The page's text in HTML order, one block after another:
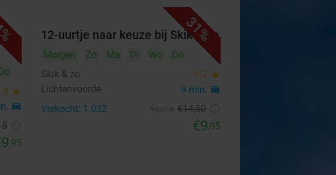
star
directions_car
,95
31%
12-uurtje naar keuze bij Skik & zo
Morgen Zo Ma Di Wo
Do
Skik & zo
9.7 star
Lichtenvoorde 9 min. directions_car
Verkocht: 1.032 €14,50
€9,95